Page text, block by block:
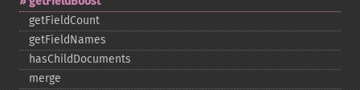
getFieldCount
getFieldNames
hasChildDocuments
merge